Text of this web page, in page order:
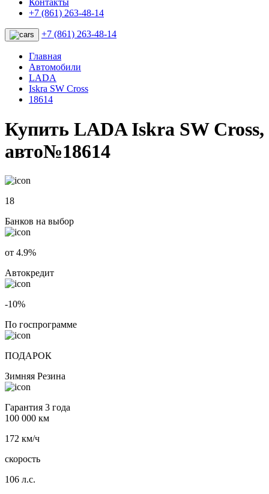
Контакты
+7 (861) 263-48-14
+7 (861) 263-48-14
Главная
Автомобили
LADA
Iskra SW Cross
18614
Купить LADA Iskra SW Cross,
авто№18614
18
Банков на выбор
от 4.9%
Автокредит
-10%
По госпрограмме
ПОДАРОК
Зимняя Резина
Гарантия 3 года
100 000 км
172 км/ч
скорость
106 л.с.